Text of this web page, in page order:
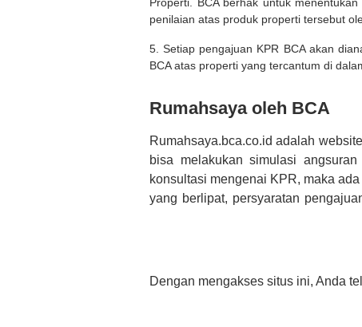
Properti. BCA berhak untuk
penilaian atas produk properti tersebut
5. Setiap pengajuan KPR BCA akan
BCA atas properti yang tercantum di
Rumahsaya oleh BCA
Rumahsaya.bca.co.id adalah
bisa melakukan simulasi
konsultasi mengenai KPR, maka
yang berlipat, persyaratan
informasi yang rekanan berikan
Dengan mengakses situs ini, Anda